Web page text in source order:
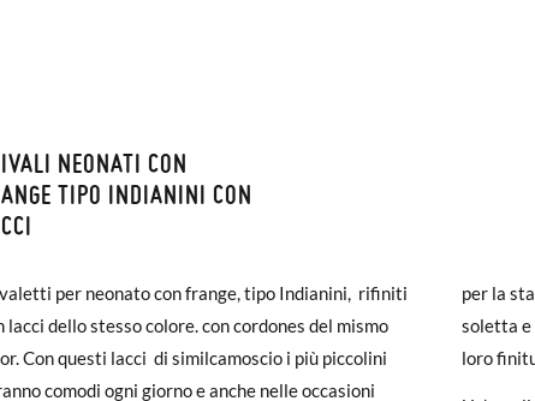
NEONATI CON
TIPO INDIANINI CON
per neonato con frange, tipo Indianini, rifiniti
lacci dello stesso colore. con cordones del mismo
Con questi lacci di similcamoscio i più piccolini
comodi ogni giorno e anche nelle occasioni
per la
soletta e
loro
E RESI
Pisamonas la spedizione è gratuita a partire da 30 €. Per gli ordini
prima delle 15:00, altrimenti verrà spedito il giorno
le scarpe arrivano e non sono esattamente quello che cercavi,
Neonati con Frange tipo Indianini con Lacci